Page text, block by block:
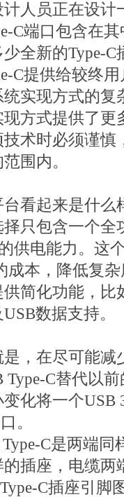
人员正在设计
C端口包含在
全新的Type-
C提供给较终
实现方式的复
方式提供了更
术时必须谨慎
围内。
看起来是什么
只包含一个全
供电能力。这
成本，降低复
简化功能，比
数据支持。
，在尽可能减
C替代以
化将一个USB
。
Type-C是两端
插座，电缆两
C插座引脚